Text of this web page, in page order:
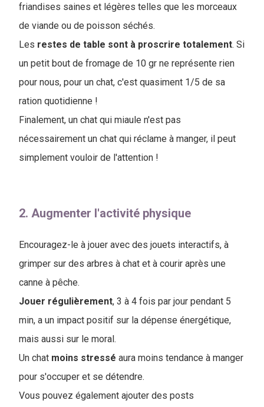
friandises saines et légères telles que les morceaux
de viande ou de poisson séchés.
Les restes de table sont à proscrire totalement. Si
un petit bout de fromage de 10 gr ne représente rien
pour nous, pour un chat, c'est quasiment 1/5 de sa
ration quotidienne !
Finalement, un chat qui miaule n'est pas
nécessairement un chat qui réclame à manger, il peut
simplement vouloir de l'attention !
2. Augmenter l'activité physique
Encouragez-le à jouer avec des jouets interactifs, à
grimper sur des arbres à chat et à courir après une
canne à pêche.
Jouer régulièrement, 3 à 4 fois par jour pendant 5
min, a un impact positif sur la dépense énergétique,
mais aussi sur le moral.
Un chat moins stressé aura moins tendance à manger
pour s'occuper et se détendre.
Vous pouvez également ajouter des posts